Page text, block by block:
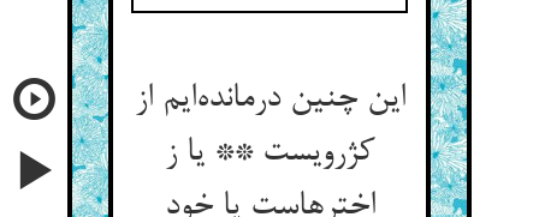
این چنین درمانده‌ایم از
کژرویست ** یا ز
اخترهاست یا خود